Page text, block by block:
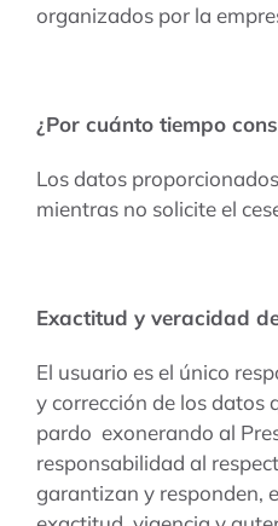
organizados por la
¿Por cuánto tiempo
Los datos
mientras no solicite el
Exactitud y veracidad
El usuario es el único
y corrección de los datos
pardo exonerando al
responsabilidad al
garantizan y responden,